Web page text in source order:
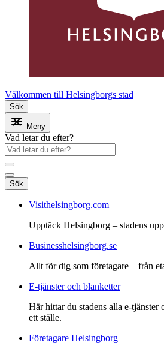
Välkommen till Helsingborgs stad
Sök
Meny
Vad letar du efter?
Sök
Visithelsingborg.com
Upptäck Helsingborg – stadens
Businesshelsingborg.se
Allt för dig som företagare – från
E-tjänster och blanketter
Här hittar du stadens alla e-tjänster
ett ställe.
Företagare Helsingborg